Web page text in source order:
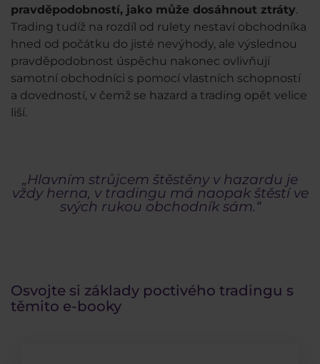
pravděpodobností, jako může dosáhnout ztráty.
Trading tudíž na rozdíl od rulety nestaví obchodníka
hned od počátku do jisté nevýhody, ale výslednou
pravděpodobnost úspěchu nakonec ovlivňují
samotní obchodníci s pomocí vlastních schopností
a dovedností, v čemž se hazard a trading opět velice
liší.
„Hlavním strůjcem štěstěny v hazardu je
vždy herna, v tradingu má naopak štěstí ve
svých rukou obchodník sám.“
Osvojte si základy poctivého tradingu s
těmito e-booky